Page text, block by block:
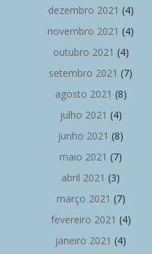
dezembro 2021 (4)
novembro 2021 (4)
outubro 2021 (4)
setembro 2021 (7)
agosto 2021 (8)
julho 2021 (4)
junho 2021 (8)
maio 2021 (7)
abril 2021 (3)
março 2021 (7)
fevereiro 2021 (4)
janeiro 2021 (4)